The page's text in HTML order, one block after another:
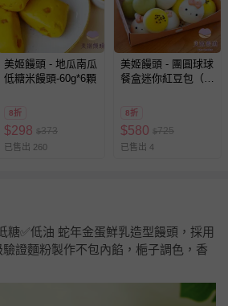
美姬饅頭 - 地瓜南瓜
低糖米饅頭-60g*6顆
8折
$298 $373
已售出 260
美姬饅頭 - 團圓球球
餐盒迷你紅豆包（一
約 15g
8折
$580 $725
已售出 4
糖✅低油 蛇年金蛋鮮乳造型饅頭，採用
證麵粉製作不包內餡，梔子調色，香